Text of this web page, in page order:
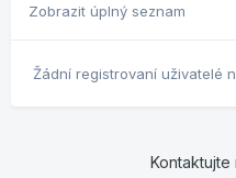
Zobrazit úplný seznam
Žádní registrovaní uživatelé
Kontaktujte